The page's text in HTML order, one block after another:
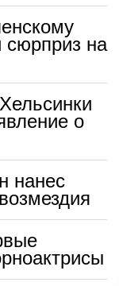
сюрприз на
о
нанес